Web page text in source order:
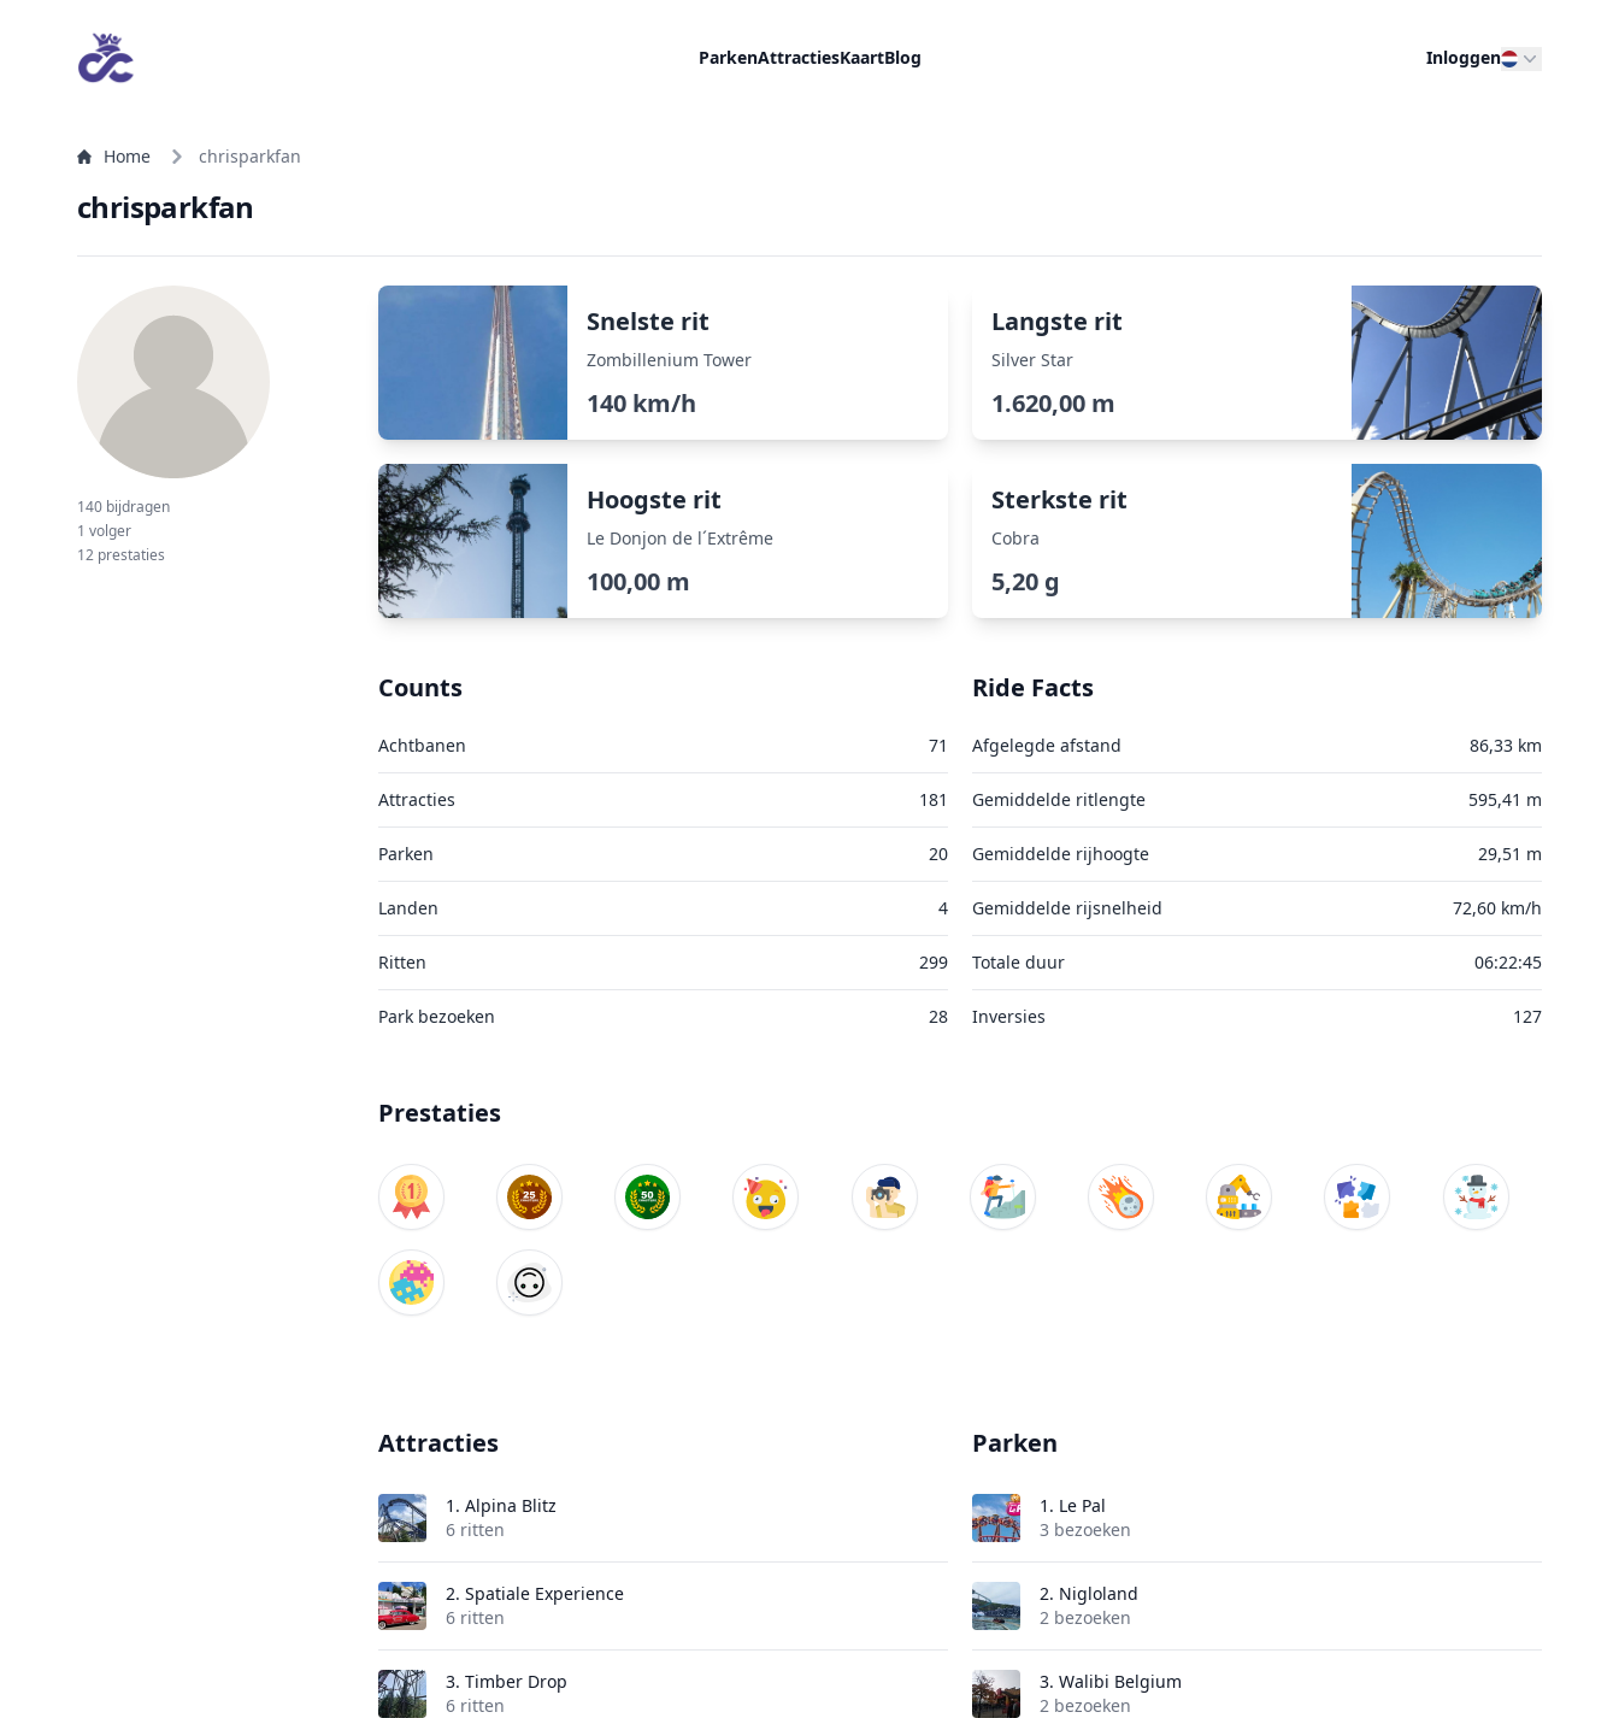
ParkenAttractiesKaartBlog Inloggen
Home chrisparkfan
chrisparkfan
140 bijdragen
1 volger
12 prestaties
Snelste rit
Zombillenium Tower
140 km/h
Langste rit
Silver Star
1.620,00 m
Hoogste rit
Le Donjon de l´Extrême
100,00 m
Sterkste rit
Cobra
5,20 g
Counts
Achtbanen 71
Attracties 181
Parken 20
Landen 4
Ritten 299
Park bezoeken 28
Ride Facts
Afgelegde afstand 86,33 km
Gemiddelde ritlengte 595,41 m
Gemiddelde rijhoogte 29,51 m
Gemiddelde rijsnelheid 72,60 km/h
Totale duur 06:22:45
Inversies 127
Prestaties
Attracties
1. Alpina Blitz
6 ritten
2. Spatiale Experience
6 ritten
3. Timber Drop
6 ritten
Parken
1. Le Pal
3 bezoeken
2. Nigloland
2 bezoeken
3. Walibi Belgium
2 bezoeken